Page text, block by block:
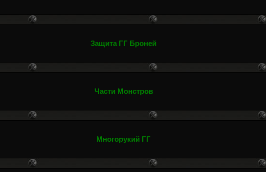
Защита ГГ Броней
Части Монстров
Многорукий ГГ